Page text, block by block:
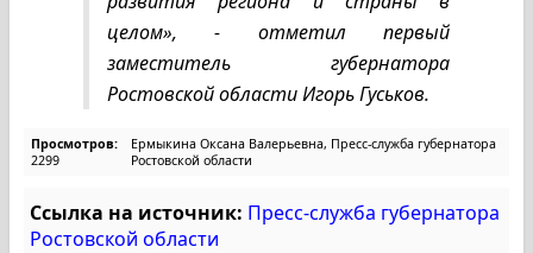
целом», - отметил первый
заместитель губернатора
Ростовской области Игорь Гуськов.
Просмотров:
2299
Ермыкина Оксана Валерьевна, Пресс-служба губернатора
Ростовской области
Ссылка на источник: Пресс-служба губернатора
Ростовской области